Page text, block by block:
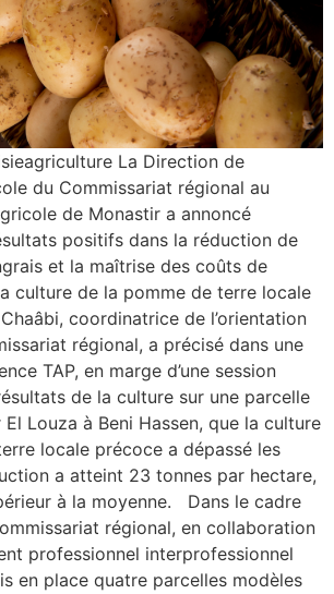
La Direction de
du Commissariat régional au
de Monastir a annoncé
positifs dans la réduction de
et la maîtrise des coûts de
culture de la pomme de terre locale
coordinatrice de l’orientation
régional, a précisé dans une
TAP, en marge d’une session
de la culture sur une parcelle
Louza à Beni Hassen, que la culture
locale précoce a dépassé les
a atteint 23 tonnes par hectare,
à la moyenne. Dans le cadre
régional, en collaboration
professionnel interprofessionnel
en place quatre parcelles modèles